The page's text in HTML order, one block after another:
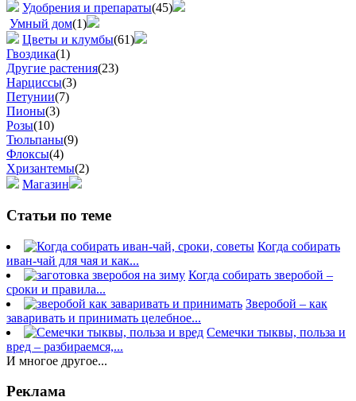
Удобрения и препараты(45)
Умный дом(1)
Цветы и клумбы(61)
Гвоздика(1)
Другие растения(23)
Нарциссы(3)
Петунии(7)
Пионы(3)
Розы(10)
Тюльпаны(9)
Флоксы(4)
Хризантемы(2)
Магазин
Статьи по теме
Когда собирать
иван-чай для чая и как...
Когда собирать зверобой –
сроки и правила...
Зверобой – как
заваривать и принимать целебное...
Семечки тыквы, польза и
вред – разбираемся,...
И многое другое...
Реклама